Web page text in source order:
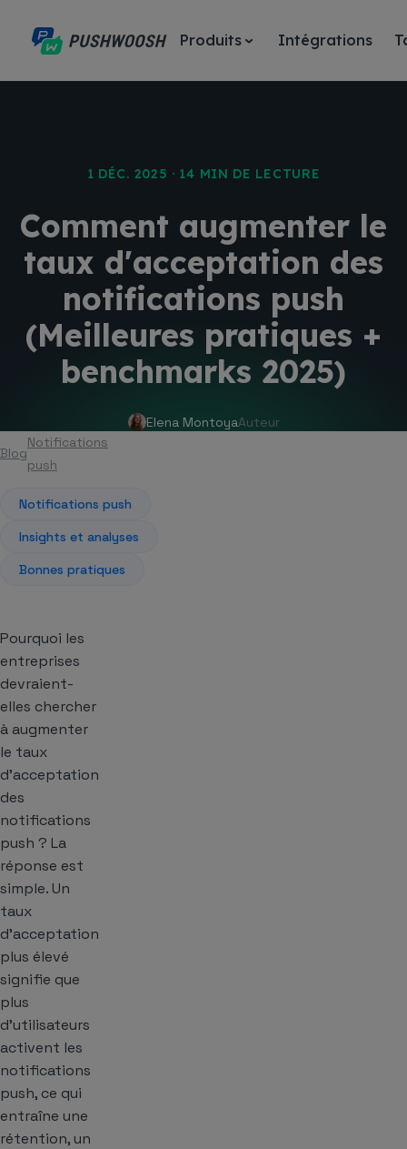
Produits Intégrations
1 DÉC. 2025 · 14 MIN DE LECTURE
Comment augmenter le
taux d'acceptation des
notifications push
(Meilleures pratiques +
benchmarks 2025)
Elena MontoyaAuteur
Blog
Notifications
push
Notifications push
Insights et analyses
Bonnes pratiques
Pourquoi les
entreprises
devraient-
elles chercher
à augmenter
le taux
d’acceptation
des
notifications
push ? La
réponse est
simple. Un
taux
d’acceptation
plus élevé
signifie que
plus
d’utilisateurs
activent les
notifications
push, ce qui
entraîne une
rétention, un